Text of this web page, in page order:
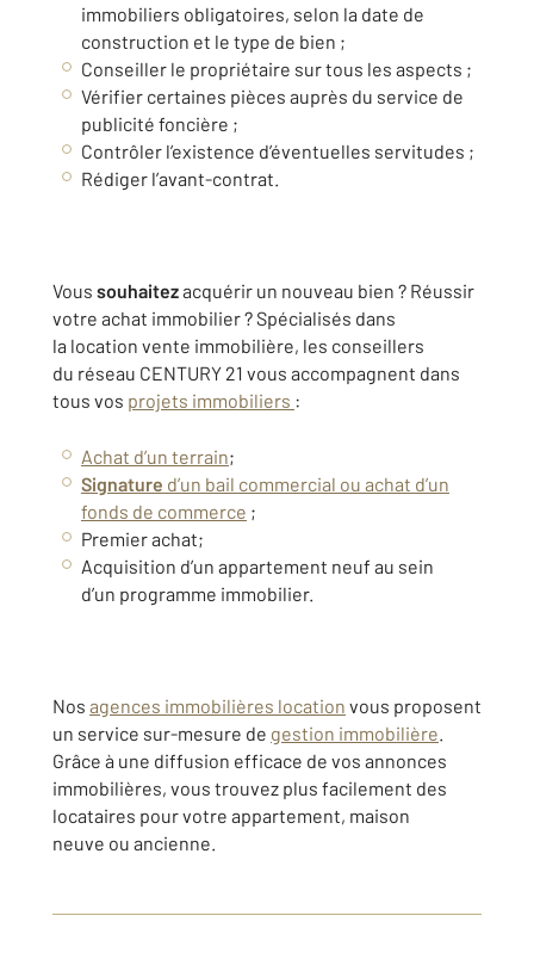
immobiliers obligatoires, selon la date de
construction et le type de bien ;
Conseiller le propriétaire sur tous les aspects ;
Vérifier certaines pièces auprès du service de
publicité foncière ;
Contrôler l’existence d’éventuelles servitudes ;
Rédiger l’avant-contrat.
Vous souhaitezacquérir un nouveau bien ? Réussir
votre achat immobilier? Spécialisés dans
la location vente immobilière, les conseillers
du réseau CENTURY 21 vous accompagnent dans
tous vos projets immobiliers :
Achat d’un terrain;
Signature d’un bail commercial ou achat d’un
fonds de commerce ;
Premier achat;
Acquisition d’un appartement neuf au sein
d’un programme immobilier.
Nos agences immobilières location vous proposent
un service sur-mesure de gestion immobilière.
Grâce à une diffusion efficace de vos annonces
immobilières, vous trouvez plus facilement des
locataires pour votre appartement, maison
neuve ou ancienne.